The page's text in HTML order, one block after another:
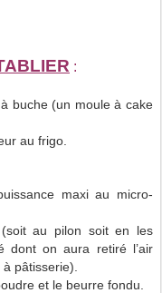
:
buche (un moule à cake
au frigo.
maxi au micro-
au pilon soit en les
dont on aura retiré l’air
pâtisserie).
et le beurre fondu.